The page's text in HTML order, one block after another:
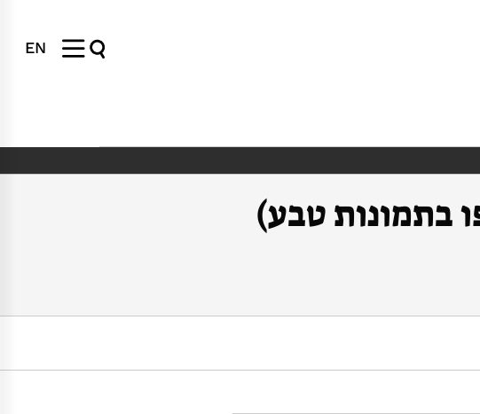
EN
בתמונות טבע)